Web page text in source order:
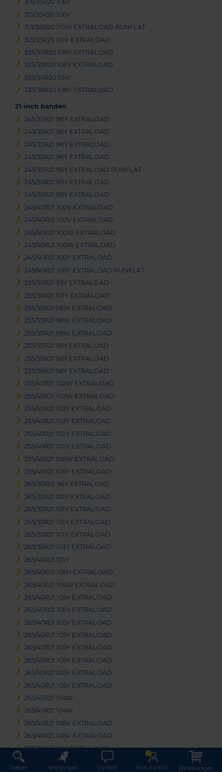
315/35R20 106Y
315/35R20 106Y
315/35R20 110W EXTRALOAD RUNFLAT
315/35R20 110Y EXTRALOAD
325/30R20 106Y EXTRALOAD
325/35R20 108Y EXTRALOAD
335/30R20 104Y
335/30R20 108Y EXTRALOAD
21-inch banden
245/35R21 96Y EXTRALOAD
245/35R21 96Y EXTRALOAD
245/35R21 96Y EXTRALOAD
245/35R21 96Y EXTRALOAD
245/35R21 96Y EXTRALOAD RUNFLAT
245/35R21 99Y EXTRALOAD
245/35R21 99Y EXTRALOAD
245/40R21 100V EXTRALOAD
245/40R21 100V EXTRALOAD
245/40R21 100W EXTRALOAD
245/40R21 100W EXTRALOAD
245/40R21 100Y EXTRALOAD
245/40R21 100Y EXTRALOAD RUNFLAT
255/30R21 93Y EXTRALOAD
255/35R21 101Y EXTRALOAD
255/35R21 98W EXTRALOAD
255/35R21 98W EXTRALOAD
255/35R21 98W EXTRALOAD
255/35R21 98Y EXTRALOAD
255/35R21 98Y EXTRALOAD
255/35R21 98Y EXTRALOAD
255/40R21 102W EXTRALOAD
255/40R21 102W EXTRALOAD
255/40R21 102Y EXTRALOAD
255/40R21 102Y EXTRALOAD
255/40R21 102Y EXTRALOAD
255/40R21 102Y EXTRALOAD
255/45R21 106W EXTRALOAD
255/45R21 106Y EXTRALOAD
265/30R21 96Y EXTRALOAD
265/35R21 101Y EXTRALOAD
265/35R21 101Y EXTRALOAD
265/35R21 101Y EXTRALOAD
265/35R21 101Y EXTRALOAD
265/35R21 103Y EXTRALOAD
265/40R21 101Y
265/40R21 105H EXTRALOAD
265/40R21 105W EXTRALOAD
265/40R21 105Y EXTRALOAD
265/40R21 105Y EXTRALOAD
265/40R21 105Y EXTRALOAD
265/40R21 105Y EXTRALOAD
265/40R21 105Y EXTRALOAD
265/40R21 105Y EXTRALOAD
265/40R21 105Y EXTRALOAD
265/40R21 105Y EXTRALOAD
265/45R21 104W
265/45R21 104W
265/45R21 108V EXTRALOAD
265/45R21 108V EXTRALOAD
275/30R21 98Y EXTRALOAD
275/30R21 98Y EXTRALOAD
Zoeken Vestigingen Contact Mijn KwikFit Winkelwagen